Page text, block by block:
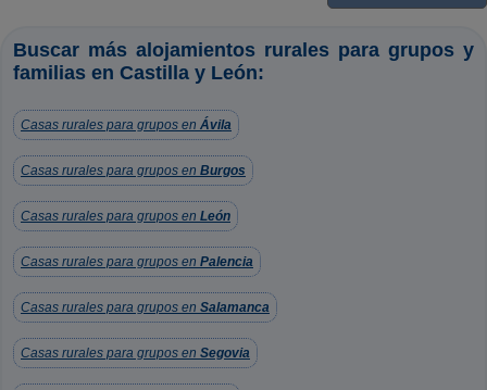
Buscar más alojamientos rurales para grupos y
familias en Castilla y León:
Casas rurales para grupos en Ávila
Casas rurales para grupos en Burgos
Casas rurales para grupos en León
Casas rurales para grupos en Palencia
Casas rurales para grupos en Salamanca
Casas rurales para grupos en Segovia